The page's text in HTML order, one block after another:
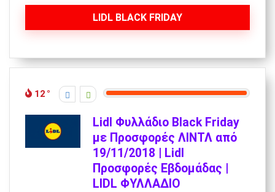
LIDL BLACK FRIDAY
12
Lidl Φυλλάδιο Black Friday
με Προσφορές ΛΙΝΤΛ από
19/11/2018 | Lidl
Προσφορές Εβδομάδας |
LIDL ΦΥΛΛΑΔΙΟ